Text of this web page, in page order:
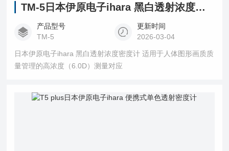
TM-5日本伊原电子ihara 黑白透射浓度密度计
产品型号
TM-5
更新时间
2026-03-04
日本伊原电子ihara 黑白透射浓度密度计 适用于人体图形画质质
量管理的高浓度（6.0D）测量对应